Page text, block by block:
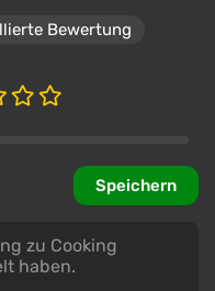
Bewertung
Speichern